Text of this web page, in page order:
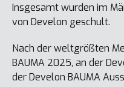
Insgesamt wurden im
von Develon geschult.
Nach der weltgrößten
BAUMA 2025, an der
der Develon BAUMA